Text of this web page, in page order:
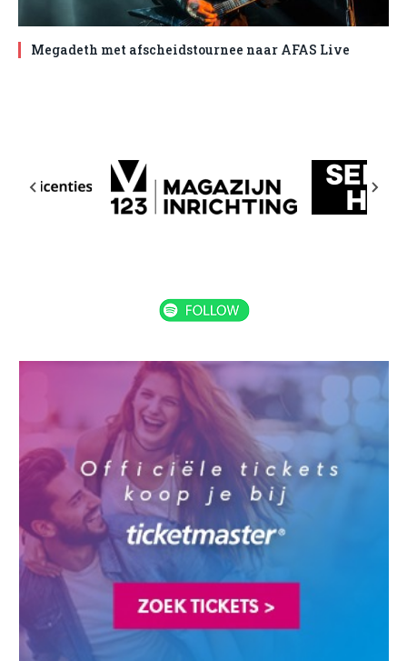
Megadeth met afscheidstournee naar AFAS Live